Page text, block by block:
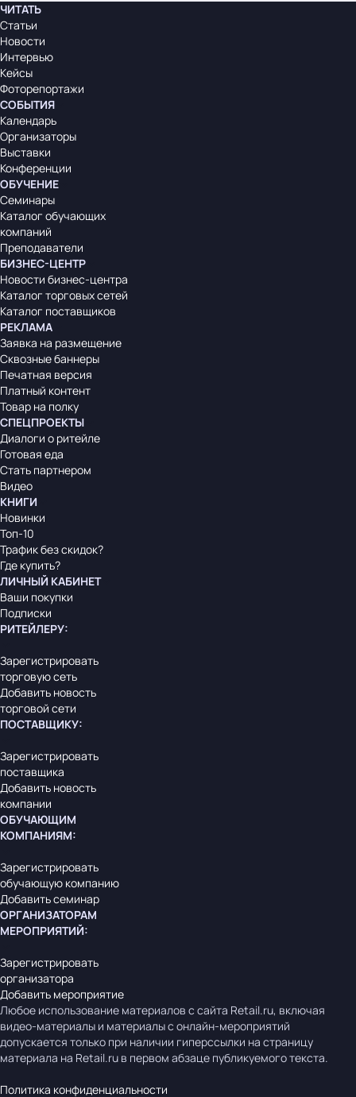
ЧИТАТЬ
Статьи
Новости
Интервью
Кейсы
Фоторепортажи
СОБЫТИЯ
Календарь
Организаторы
Выставки
Конференции
ОБУЧЕНИЕ
Семинары
Каталог обучающих
компаний
Преподаватели
БИЗНЕС-ЦЕНТР
Новости бизнес-центра
Каталог торговых сетей
Каталог поставщиков
РЕКЛАМА
Заявка на размещение
Сквозные баннеры
Печатная версия
Платный контент
Товар на полку
СПЕЦПРОЕКТЫ
Диалоги о ритейле
Готовая еда
Стать партнером
Видео
КНИГИ
Новинки
Топ-10
Трафик без скидок?
Где купить?
ЛИЧНЫЙ КАБИНЕТ
Ваши покупки
Подписки
РИТЕЙЛЕРУ:
Зарегистрировать
торговую сеть
Добавить новость
торговой сети
ПОСТАВЩИКУ:
Зарегистрировать
поставщика
Добавить новость
компании
ОБУЧАЮЩИМ
КОМПАНИЯМ:
Зарегистрировать
обучающую компанию
Добавить семинар
ОРГАНИЗАТОРАМ
МЕРОПРИЯТИЙ:
Зарегистрировать
организатора
Добавить мероприятие
Любое использование материалов с сайта Retail.ru, включая
видео-материалы и материалы с онлайн-мероприятий
допускается только при наличии гиперссылки на страницу
материала на Retail.ru в первом абзаце публикуемого текста.
Политика конфиденциальности